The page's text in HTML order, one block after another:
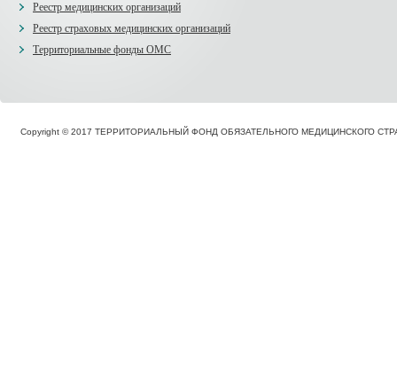
Реестр медицинских организаций
Реестр страховых медицинских организаций
Территориальные фонды ОМС
Copyright © 2017 ТЕРРИТОРИАЛЬНЫЙ ФОНД ОБЯЗАТЕЛЬНОГО МЕДИЦИНСКОГО